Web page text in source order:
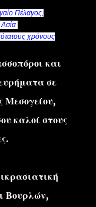
Πέλαγος,
Ασία
χρόνους
και
σε
Μεσογείου,
καλοί στους
Βουρλών,